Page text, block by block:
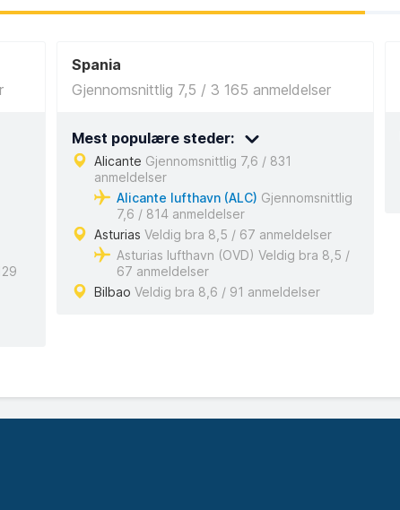
Spania
Gjennomsnittlig 7,5 / 3 165 anmeldelser
Mest populære steder:
Alicante Gjennomsnittlig 7,6 / 831
anmeldelser
Alicante lufthavn (ALC) Gjennomsnittlig
7,6 / 814 anmeldelser
Asturias Veldig bra 8,5 / 67 anmeldelser
Asturias lufthavn (OVD) Veldig bra 8,5 /
67 anmeldelser
Bilbao Veldig bra 8,6 / 91 anmeldelser